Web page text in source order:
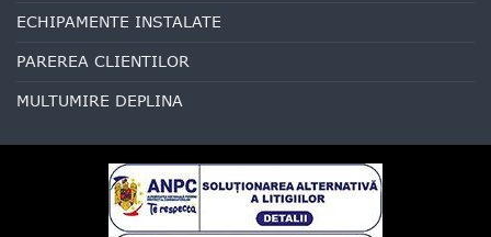
ECHIPAMENTE INSTALATE
PAREREA CLIENTILOR
MULTUMIRE DEPLINA